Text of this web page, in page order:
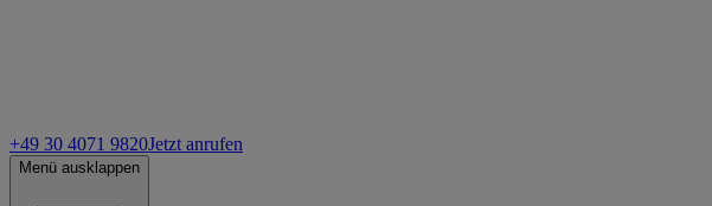
+49 30 4071 9820Jetzt anrufen
Menü ausklappen